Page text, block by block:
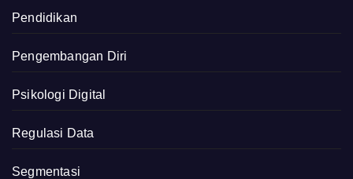
Pendidikan
Pengembangan Diri
Psikologi Digital
Regulasi Data
Segmentasi